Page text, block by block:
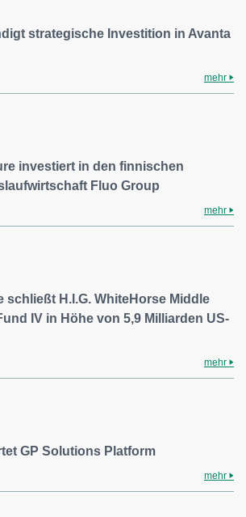
strategische Investition in Avanta
mehr
investiert in den finnischen
Fluo Group
mehr
schließt H.I.G. WhiteHorse Middle
IV in Höhe von 5,9 Milliarden US-
mehr
GP Solutions Platform
mehr